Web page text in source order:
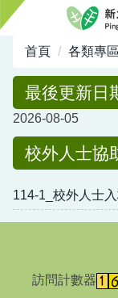
跳
容
首頁 各類專區
最後更新日
2026-08-05
校外人士協
114-1_校外人士
訪問計數器